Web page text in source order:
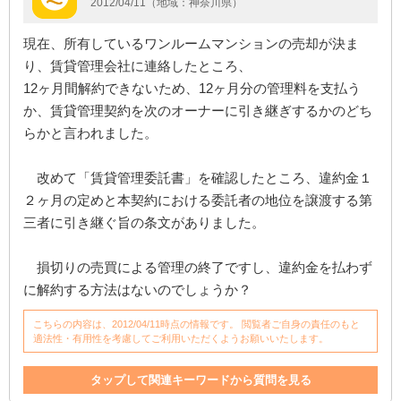
現在、所有しているワンルームマンションの売却が決ま
り、賃貸管理会社に連絡したところ、
12ヶ月間解約できないため、12ヶ月分の管理料を支払う
か、賃貸管理契約を次のオーナーに引き継ぎするかのどち
らかと言われました。
改めて「賃貸管理委託書」を確認したところ、違約金１
２ヶ月の定めと本契約における委託者の地位を譲渡する第
三者に引き継ぐ旨の条文がありました。
損切りの売買による管理の終了ですし、違約金を払わず
に解約する方法はないのでしょうか？
こちらの内容は、2012/04/11時点の情報です。 閲覧者ご自身の責任のもと
適法性・有用性を考慮してご利用いただくようお願いいたします。
タップして関連キーワードから質問を見る